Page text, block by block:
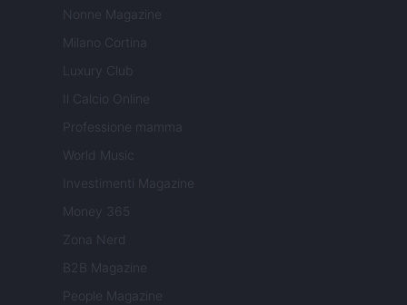
Nonne Magazine
Milano Cortina
Luxury Club
Il Calcio Online
Professione mamma
World Music
Investimenti Magazine
Money 365
Zona Nerd
B2B Magazine
People Magazine